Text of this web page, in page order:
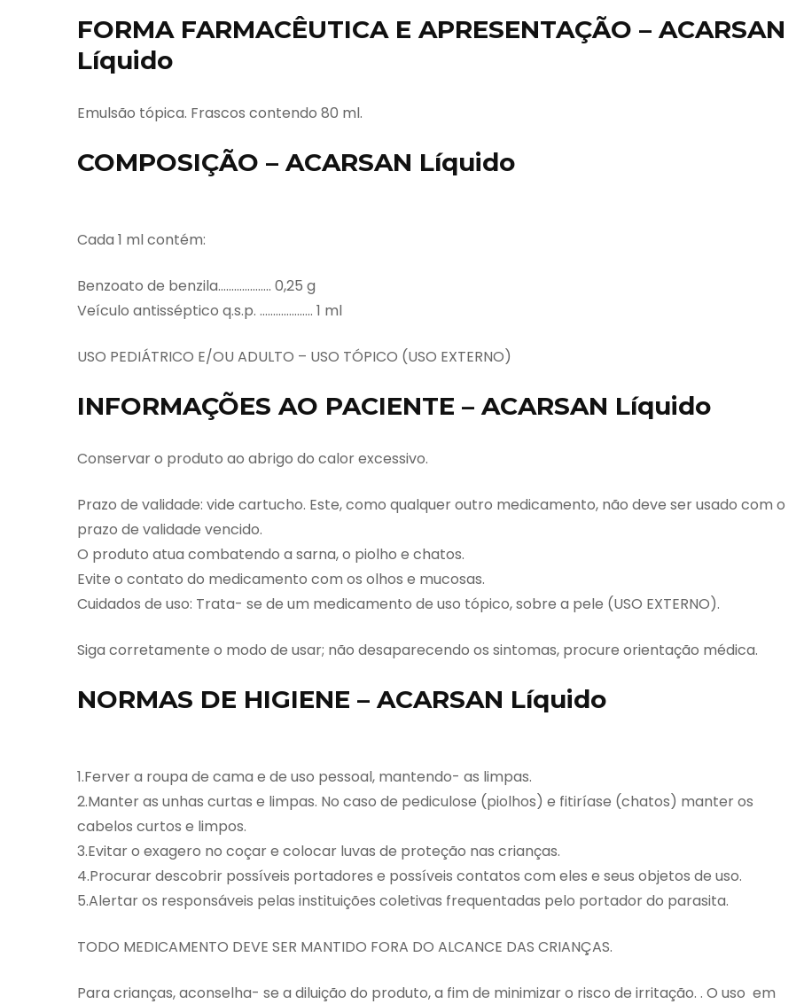
FORMA FARMACÊUTICA E APRESENTAÇÃO – ACARSAN
Líquido
Emulsão tópica. Frascos contendo 80 ml.
COMPOSIÇÃO – ACARSAN Líquido
Cada 1 ml contém:
Benzoato de benzila……………….. 0,25 g
Veículo antisséptico q.s.p. ……………….. 1 ml
USO PEDIÁTRICO E/OU ADULTO – USO TÓPICO (USO EXTERNO)
INFORMAÇÕES AO PACIENTE – ACARSAN Líquido
Conservar o produto ao abrigo do calor excessivo.
Prazo de validade: vide cartucho. Este, como qualquer outro medicamento, não deve ser usado com o
prazo de validade vencido.
O produto atua combatendo a sarna, o piolho e chatos.
Evite o contato do medicamento com os olhos e mucosas.
Cuidados de uso: Trata- se de um medicamento de uso tópico, sobre a pele (USO EXTERNO).
Siga corretamente o modo de usar; não desaparecendo os sintomas, procure orientação médica.
NORMAS DE HIGIENE – ACARSAN Líquido
1.Ferver a roupa de cama e de uso pessoal, mantendo- as limpas.
2.Manter as unhas curtas e limpas. No caso de pediculose (piolhos) e fitiríase (chatos) manter os
cabelos curtos e limpos.
3.Evitar o exagero no coçar e colocar luvas de proteção nas crianças.
4.Procurar descobrir possíveis portadores e possíveis contatos com eles e seus objetos de uso.
5.Alertar os responsáveis pelas instituições coletivas frequentadas pelo portador do parasita.
TODO MEDICAMENTO DEVE SER MANTIDO FORA DO ALCANCE DAS CRIANÇAS.
Para crianças, aconselha- se a diluição do produto, a fim de minimizar o risco de irritação. . O uso em